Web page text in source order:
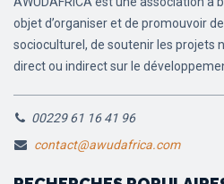
objet d’organiser et de promouvoir
socioculturel, de soutenir les projets
direct ou indirect sur le
00229 61 16 41 96
contact@awudafrica.com